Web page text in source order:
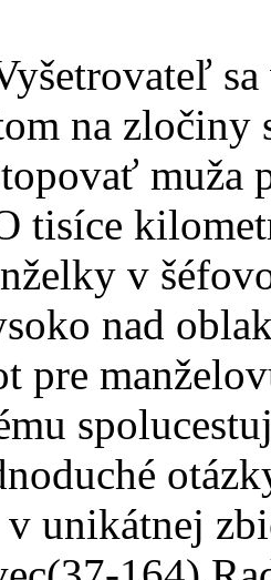
na zločiny
muža
tisíce
v
nad
pre
v unikátnej